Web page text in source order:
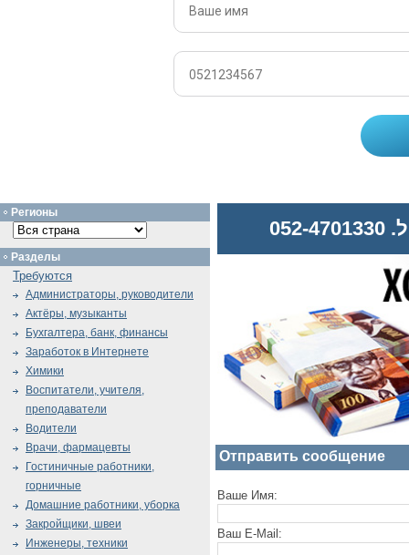
Отправить сообщение
Ваше Имя:
Ваш E-Mail:
Регионы
Разделы
Требуются
Администраторы, руководители
Актёры, музыканты
Бухгалтера, банк, финансы
Заработок в Интернете
Химики
Воспитатели, учителя,
преподаватели
Водители
Врачи, фармацевты
Гостиничные работники,
горничные
Домашние работники, уборка
Закройщики, швеи
Инженеры, техники